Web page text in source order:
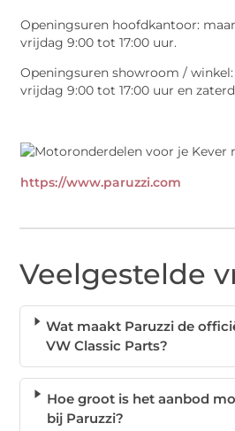
Openingsuren hoofdkantoor:
vrijdag 9:00 tot 17:00 uur.
Openingsuren showroom /
vrijdag 9:00 tot 17:00 uur en
https://www.paruzzi.com
Veelgestelde
Wat maakt Paruzzi de
VW Classic Parts?
Hoe groot is het aanbod
bij Paruzzi?